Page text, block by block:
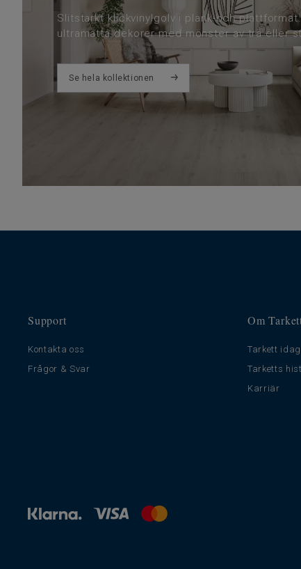
Slitstarkt klickvinylgolv i plank-och
ultramatta dekorer med mönster av trä eller
Se hela kollektionen
Support
Kontakta oss
Frågor & Svar
Om
Tarkett idag
Tarketts
Karriär